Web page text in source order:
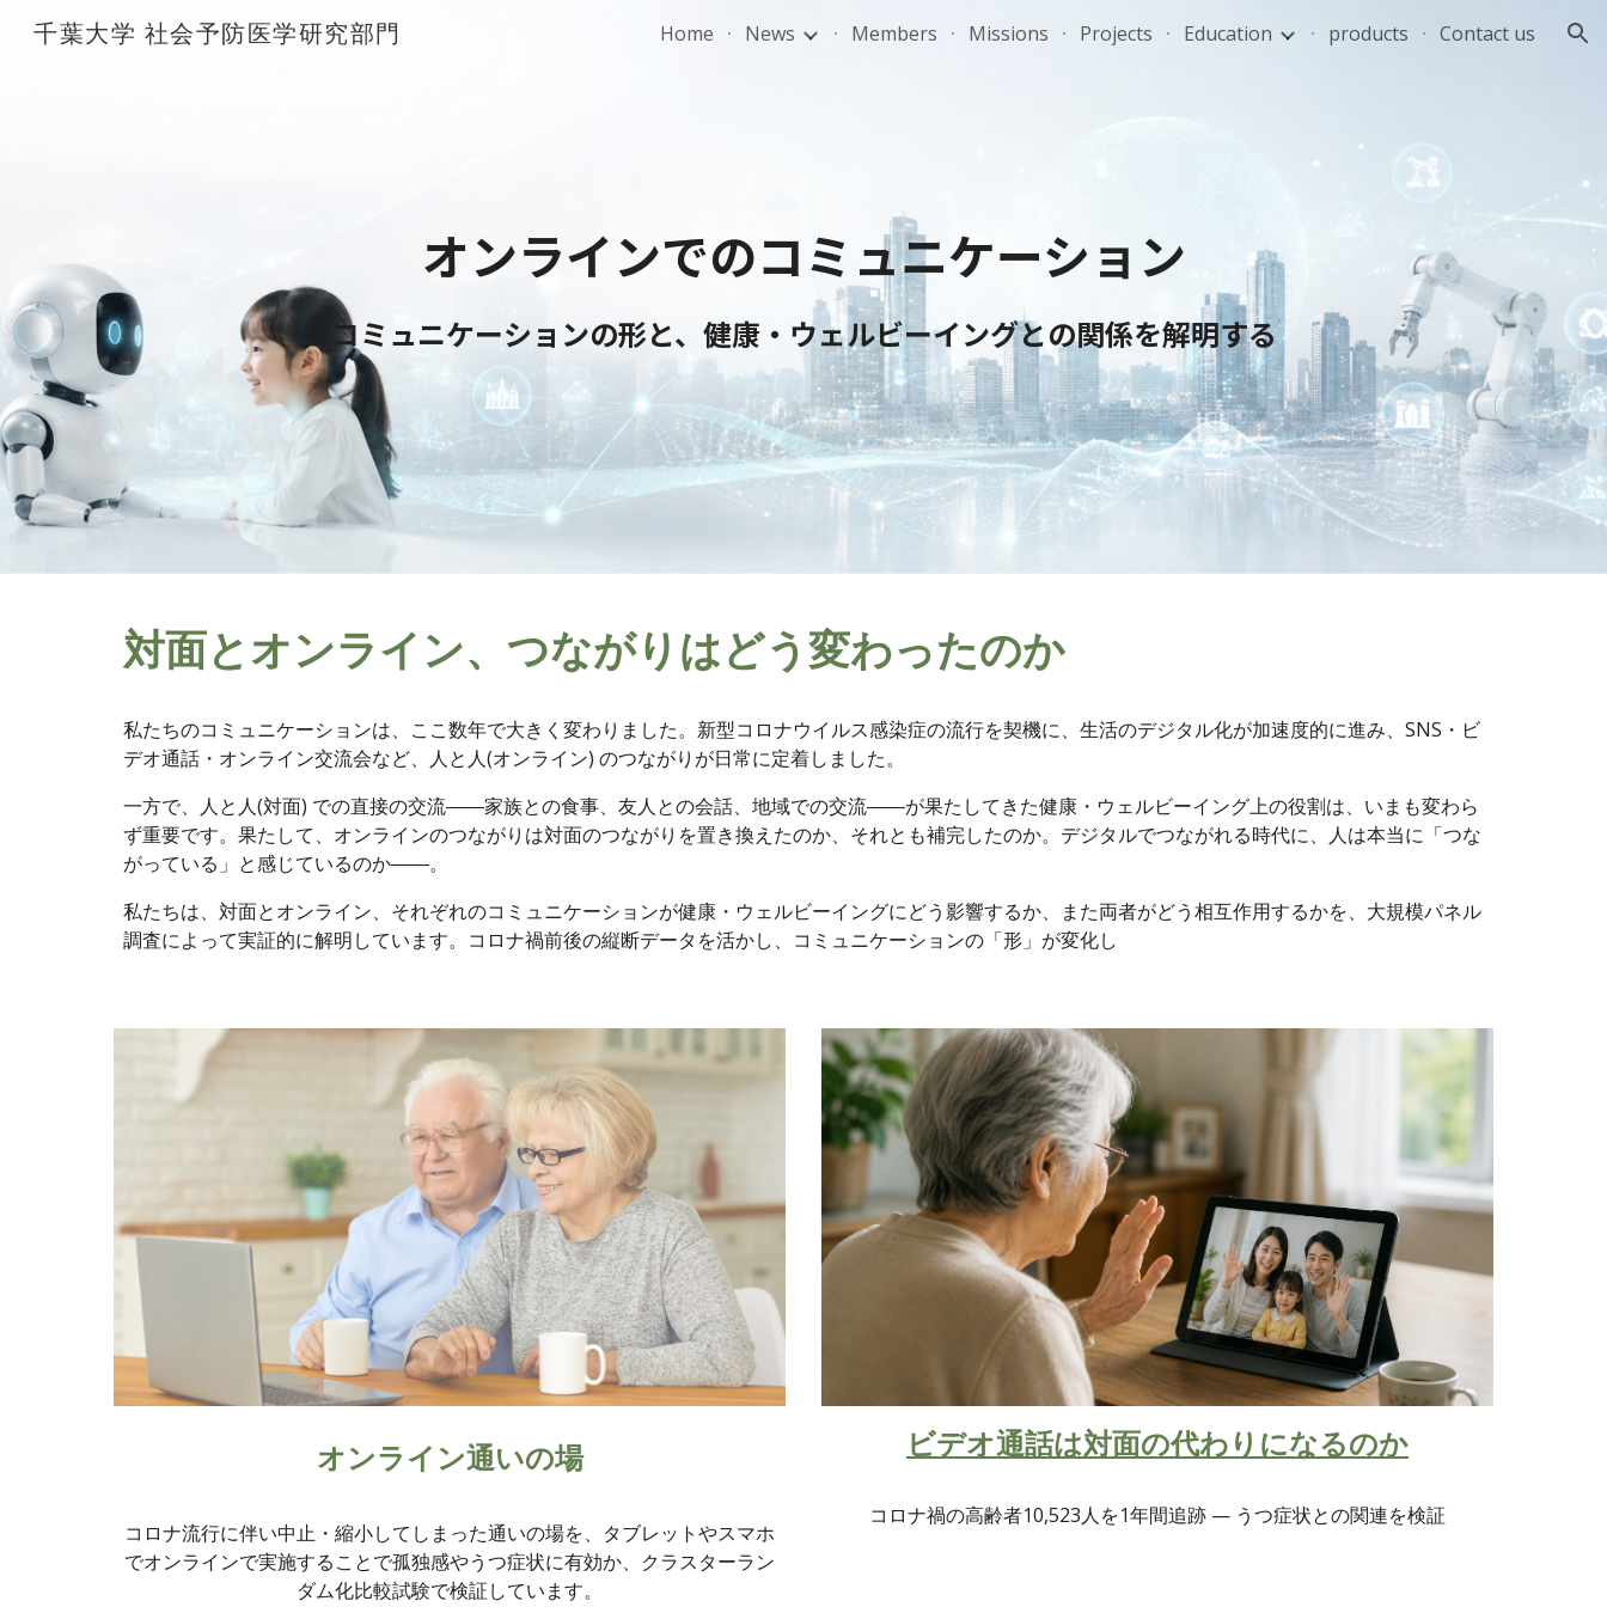
Skip to main content Skip to navigation
千葉大学 社会予防医学研究部門 Home News Members Missions Projects Education products Contact us
オンラインでのコミュニケーション
コミュニケーションの形と、健康・ウェルビーイングとの関係を解明する
対面とオンライン、つながりはどう変わったのか
私たちのコミュニケーションは、ここ数年で大きく変わりました。新型コロナウイルス感染症の流行を契機に、生活のデジタル化が加速度的に進み、SNS・ビ
デオ通話・オンライン交流会など、人と人(オンライン) のつながりが日常に定着しました。
一方で、人と人(対面) での直接の交流――家族との食事、友人との会話、地域での交流――が果たしてきた健康・ウェルビーイング上の役割は、いまも変わら
ず重要です。果たして、オンラインのつながりは対面のつながりを置き換えたのか、それとも補完したのか。デジタルでつながれる時代に、人は本当に「つな
がっている」と感じているのか――。
私たちは、対面とオンライン、それぞれのコミュニケーションが健康・ウェルビーイングにどう影響するか、また両者がどう相互作用するかを、大規模パネル
調査によって実証的に解明しています。コロナ禍前後の縦断データを活かし、コミュニケーションの「形」が変化し
オンライン通いの場
コロナ流行に伴い中止・縮小してしまった通いの場を、タブレットやスマホ
でオンラインで実施することで孤独感やうつ症状に有効か、クラスターラン
ダム化比較試験で検証しています。
ビデオ通話は対面の代わりになるのか
コロナ禍の高齢者10,523人を1年間追跡 — うつ症状との関連を検証